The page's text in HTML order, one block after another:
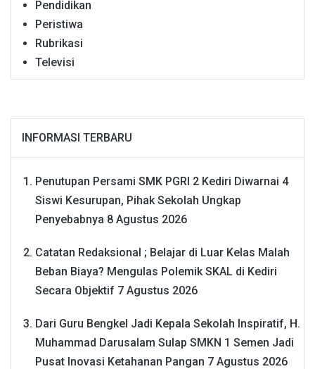
Pendidikan
Peristiwa
Rubrikasi
Televisi
INFORMASI TERBARU
Penutupan Persami SMK PGRI 2 Kediri Diwarnai 4
Siswi Kesurupan, Pihak Sekolah Ungkap
Penyebabnya 8 Agustus 2026
Catatan Redaksional ; Belajar di Luar Kelas Malah
Beban Biaya? Mengulas Polemik SKAL di Kediri
Secara Objektif 7 Agustus 2026
Dari Guru Bengkel Jadi Kepala Sekolah Inspiratif, H.
Muhammad Darusalam Sulap SMKN 1 Semen Jadi
Pusat Inovasi Ketahanan Pangan 7 Agustus 2026